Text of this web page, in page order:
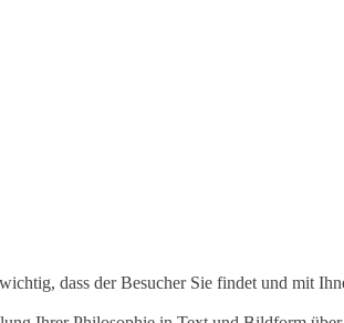
dass der Besucher Sie findet und mit